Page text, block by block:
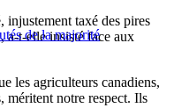
de la majorité
injustement taxé des pires
a-t-elle insisté face aux
les agriculteurs canadiens,
méritent notre respect. Ils